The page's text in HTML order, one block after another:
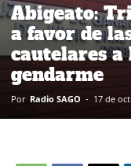
Abigeato:
a favor de
cautelares
gendarme
Por Radio SAGO - 17 de